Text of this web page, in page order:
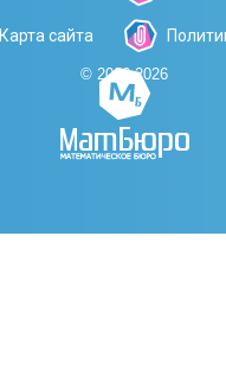
Карта сайта
© 2006-2026